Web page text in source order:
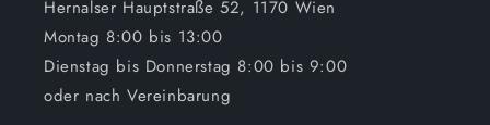
Hernalser Hauptstraße 52, 1170 Wien
Montag 8:00 bis 13:00
Dienstag bis Donnerstag 8:00 bis 9:00
oder nach Vereinbarung